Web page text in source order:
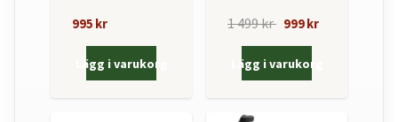
995 kr
Lägg i varukorg
1 499 kr 999 kr
Lägg i varukorg